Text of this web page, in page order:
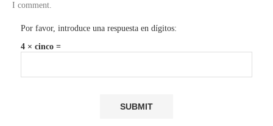
I comment.
Por favor, introduce una respuesta en dígitos:
4 × cinco =